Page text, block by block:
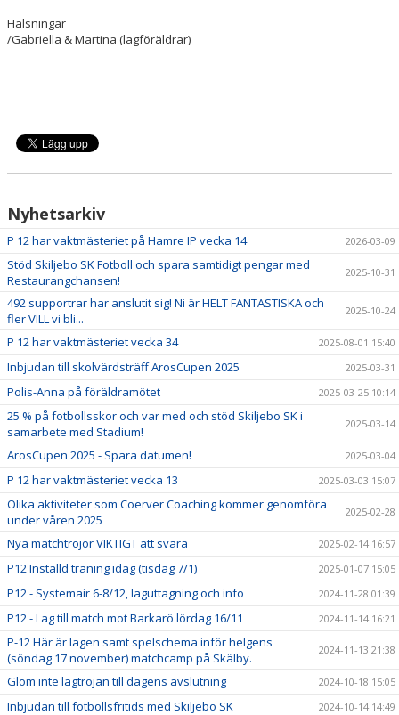
Hälsningar
/Gabriella & Martina (lagföräldrar)
Nyhetsarkiv
P 12 har vaktmästeriet på Hamre IP vecka 14 2026-03-09
Stöd Skiljebo SK Fotboll och spara samtidigt pengar med
Restaurangchansen!
2025-10-31
492 supportrar har anslutit sig! Ni är HELT FANTASTISKA och
fler VILL vi bli...
2025-10-24
P 12 har vaktmästeriet vecka 34 2025-08-01 15:40
Inbjudan till skolvärdsträff ArosCupen 2025 2025-03-31
Polis-Anna på föräldramötet 2025-03-25 10:14
25 % på fotbollsskor och var med och stöd Skiljebo SK i
samarbete med Stadium!
2025-03-14
ArosCupen 2025 - Spara datumen! 2025-03-04
P 12 har vaktmästeriet vecka 13 2025-03-03 15:07
Olika aktiviteter som Coerver Coaching kommer genomföra
under våren 2025
2025-02-28
Nya matchtröjor VIKTIGT att svara 2025-02-14 16:57
P12 Inställd träning idag (tisdag 7/1) 2025-01-07 15:05
P12 - Systemair 6-8/12, laguttagning och info 2024-11-28 01:39
P12 - Lag till match mot Barkarö lördag 16/11 2024-11-14 16:21
P-12 Här är lagen samt spelschema inför helgens
(söndag 17 november) matchcamp på Skälby.
2024-11-13 21:38
Glöm inte lagtröjan till dagens avslutning 2024-10-18 15:05
Inbjudan till fotbollsfritids med Skiljebo SK 2024-10-14 14:49